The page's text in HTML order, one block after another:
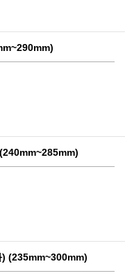
(235mm~300mm)